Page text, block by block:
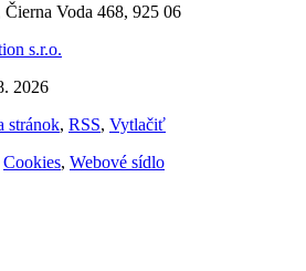
Voda 468, 925 06
s.r.o.
2026
stránok, RSS, Vytlačiť
Cookies, Webové sídlo